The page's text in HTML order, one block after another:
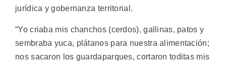
jurídica y gobernanza territorial.
“Yo criaba mis chanchos (cerdos), gallinas, patos y
sembraba yuca, plátanos para nuestra alimentación;
nos sacaron los guardaparques, cortaron toditas mis